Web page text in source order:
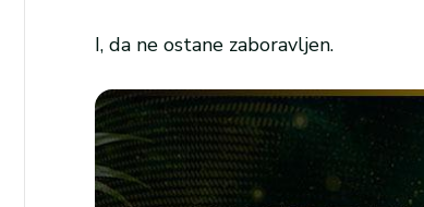
I, da ne ostane zaboravljen.